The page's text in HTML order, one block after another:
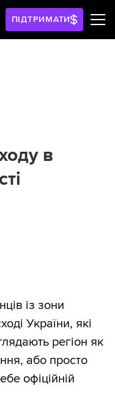
ПІДТРИМАТИ
в
із зони
України, які
регіон як
або просто
офіційній